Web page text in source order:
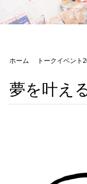
ホーム トークイベント
夢を叶え